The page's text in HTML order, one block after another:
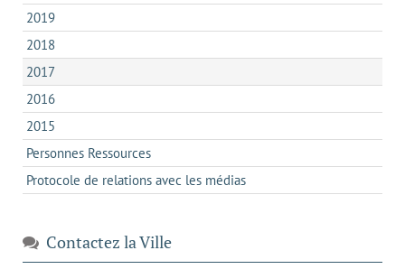
2019
2018
2017
2016
2015
Personnes Ressources
Protocole de relations avec les médias
Contactez la Ville